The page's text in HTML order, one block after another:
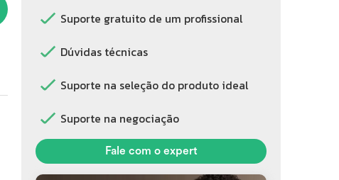
Suporte gratuito de um profissional
Dúvidas técnicas
Suporte na seleção do produto ideal
Suporte na negociação
Fale com o expert